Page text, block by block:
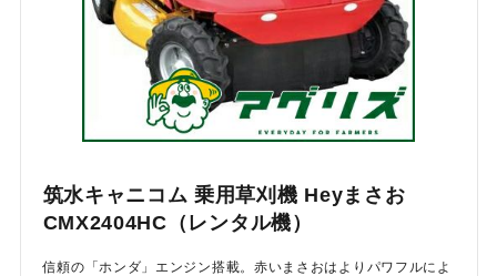
筑水キャニコム 乗用草刈機 Heyまさお
CMX2404HC（レンタル機）
信頼の「ホンダ」エンジン搭載。赤いまさおはよりパワフルによ